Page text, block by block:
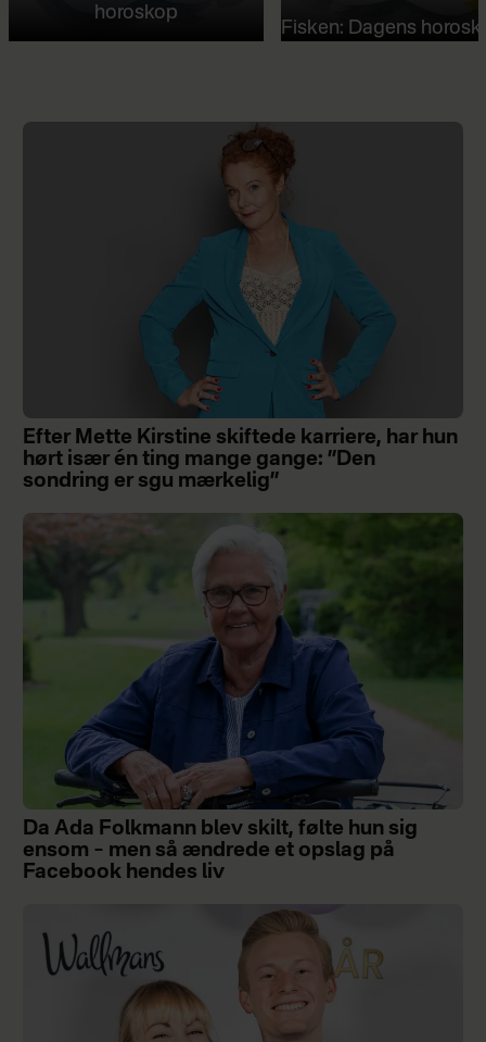
horoskop
Fisken: Dagens
Efter Mette Kirstine skiftede karriere, har hun
hørt især én ting mange gange: ”Den
sondring er sgu mærkelig”
Da Ada Folkmann blev skilt, følte hun sig
ensom – men så ændrede et opslag på
Facebook hendes liv